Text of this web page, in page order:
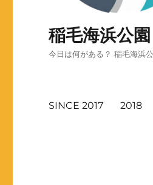
稲毛海浜公
今日は何がある？ 稲毛海浜
SINCE 2017 2018